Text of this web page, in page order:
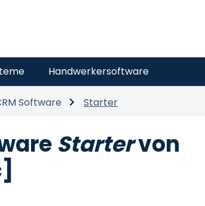
Handwerkersoftware
Software Starter
Startervon